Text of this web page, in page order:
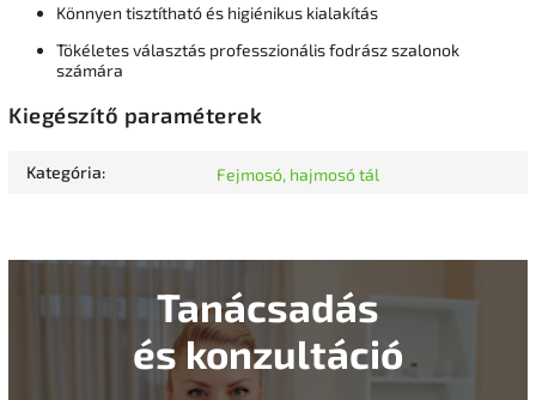
Könnyen tisztítható és higiénikus kialakítás
Tökéletes választás professzionális fodrász szalonok
számára
Kiegészítő paraméterek
Kategória: Fejmosó, hajmosó tál
Tanácsadás
és konzultáció